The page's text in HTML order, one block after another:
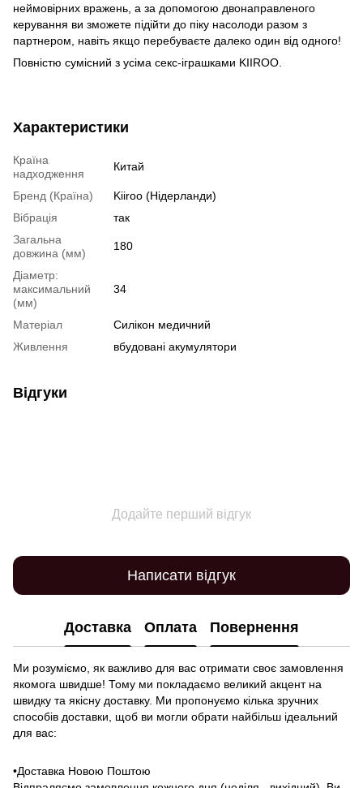
неймовірних вражень, а за допомогою двонаправленого
керування ви зможете підійти до піку насолоди разом з
партнером, навіть якщо перебуваєте далеко один від одного!
Повністю сумісний з усіма секс-іграшками KIIROO.
Характеристики
Країна
надходження
Китай
Бренд (Країна)
Kiiroo (Нідерланди)
Вібрація
так
Загальна
довжина (мм)
180
Діаметр:
максимальний
(мм)
34
Матеріал
Силікон медичний
Живлення
вбудовані акумулятори
Відгуки
Додайте перший відгук
Написати відгук
Доставка Оплата Повернення
Ми розуміємо, як важливо для вас отримати своє замовлення
якомога швидше! Тому ми покладаємо великий акцент на
швидку та якісну доставку. Ми пропонуємо кілька зручних
способів доставки, щоб ви могли обрати найбільш ідеальний
для вас:
•Доставка Новою Поштою